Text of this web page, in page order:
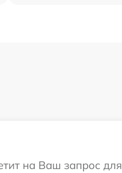
на Ваш запрос для